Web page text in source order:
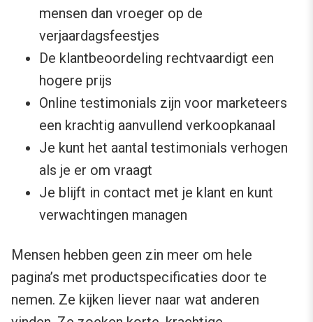
mensen dan vroeger op de
verjaardagsfeestjes
De klantbeoordeling rechtvaardigt een
hogere prijs
Online testimonials zijn voor marketeers
een krachtig aanvullend verkoopkanaal
Je kunt het aantal testimonials verhogen
als je er om vraagt
Je blijft in contact met je klant en kunt
verwachtingen managen
Mensen hebben geen zin meer om hele
pagina’s met productspecificaties door te
nemen. Ze kijken liever naar wat anderen